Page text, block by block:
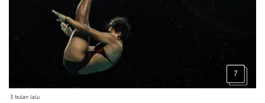
7
3 bulan lalu